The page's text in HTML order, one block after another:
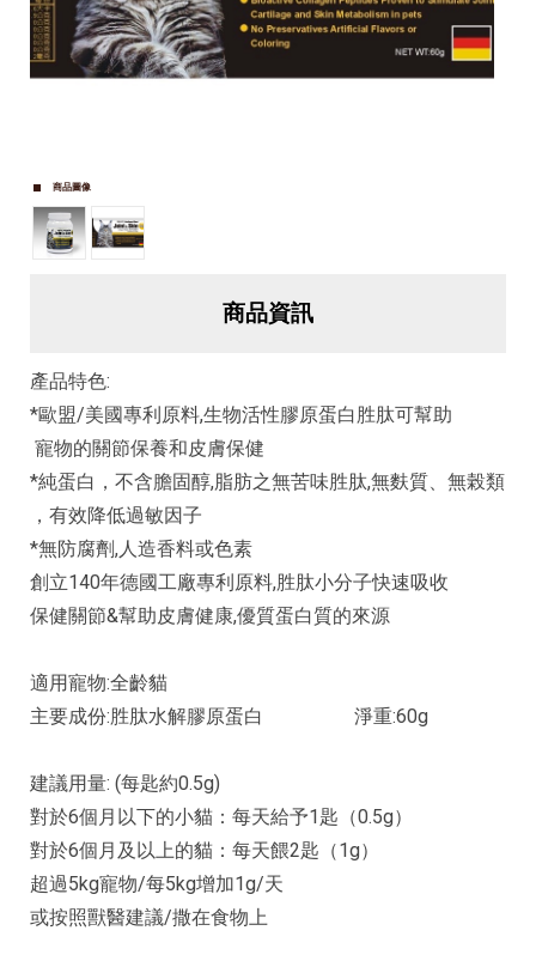
商品圖像
商品資訊
產品特色:
*歐盟/美國專利原料,生物活性膠原蛋白胜肽可幫助
寵物的關節保養和皮膚保健
*純蛋白，不含膽固醇,脂肪之無苦味胜肽,無麩質、無榖類
，有效降低過敏因子
*無防腐劑,人造香料或色素
創立140年德國工廠專利原料,胜肽小分子快速吸收
保健關節&幫助皮膚健康,優質蛋白質的來源
適用寵物:全齡貓
主要成份:胜肽水解膠原蛋白 淨重:60g
建議用量: (每匙約0.5g)
對於6個月以下的小貓：每天給予1匙（0.5g）
對於6個月及以上的貓：每天餵2匙（1g）
超過5kg寵物/每5kg增加1g/天
或按照獸醫建議/撒在食物上